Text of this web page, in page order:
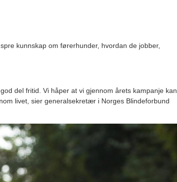
kunnskap om førerhunder, hvordan de jobber,
del fritid. Vi håper at vi gjennom årets kampanje kan
livet, sier generalsekretær i Norges Blindeforbund